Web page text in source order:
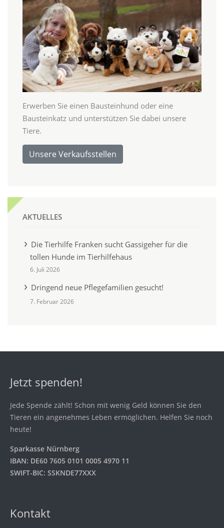
Erwerben Sie einen Bausteinhund oder eine
Bausteinkatz und unterstützen Sie dabei unsere
Tiere.
Unsere Verkaufsstellen
AKTUELLES
Die Tierhilfe Franken sucht Gassigeher für die
tollen Hunde im Tierhilfehaus
6. Juli 2026
Dringend neue Pflegefamilien gesucht!
7. Februar 2026
Jetzt spenden!
Jede Spende zählt! Schon mit wenig Geld können Sie den
Tieren ein angenehmes Leben ermöglichen. Helfen Sie noch
heute!
Sparkasse Nürnberg
IBAN: DE60 7605 0101 0005 4970 11
SWIFT-BIC: SSKNDE77XXX
Kontakt